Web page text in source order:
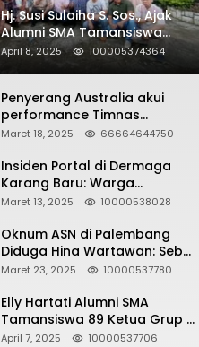
Hj. Susi Sulaiha S. Sos., Ajak
Alumni SMA Tamansiswa
Palembang Angkatan 91 Halal
Bihalal
April 8, 2025 100005374364
Penyerang Australia akui
performance Timnas
Indonesia
Maret 18, 2025 66664644750
Insiden Portal di Dermaga
Karang Baru: Warga
Klarifikasi dan Kritik
Akurat
Maret 13, 2025 10000538028
Oknum ASN di Palembang
Diduga Hina Wartawan: Sebut
Profesi Jurnalis Hanya
Berujung Dugaan
Pelanggaran UU ITE!
Maret 23, 2025 10000537780
Elly Hartati Alumni SMA
Tamansiswa 89 Ketua Grup S
4 Laksanakan Giat
April 7, 2025 10000537706